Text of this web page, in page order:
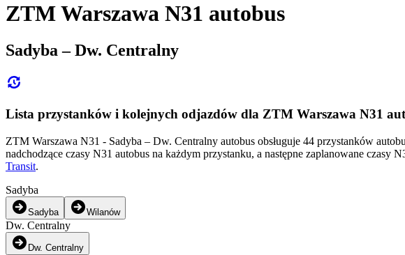
ZTM Warszawa N31 autobus
Sadyba – Dw. Centralny
Lista przystanków i kolejnych odjazdów dla ZTM Warszawa N31
ZTM Warszawa N31 - Sadyba – Dw. Centralny autobus obsługuje 44 przystanków
nadchodzące czasy N31 autobus na każdym przystanku, a następne zaplanowane czasy
Transit.
Sadyba
Sadyba Wilanów
Dw. Centralny
Dw. Centralny